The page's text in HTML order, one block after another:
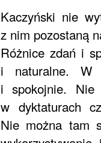
Kaczyński nie
z nim pozostaną
Różnice zdań i
i naturalne. W
i spokojnie. Nie
w dyktaturach
Nie można tam